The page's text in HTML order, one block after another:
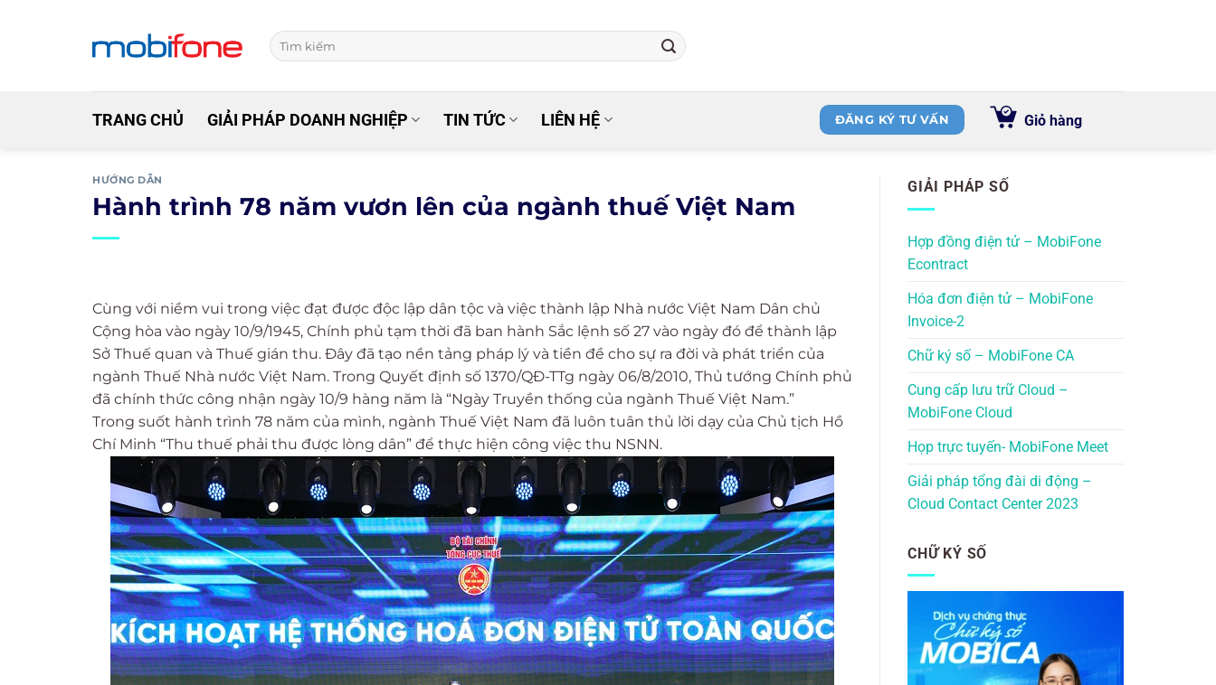
TRANG CHỦ GIẢI PHÁP DOANH NGHIỆP TIN TỨC LIÊN HỆ ĐĂNG KÝ TƯ VẤN Giỏ hàng
HƯỚNG DẪN
Hành trình 78 năm vươn lên của ngành thuế Việt Nam
Cùng với niềm vui trong việc đạt được độc lập dân tộc và việc thành lập Nhà nước Việt Nam Dân chủ
Cộng hòa vào ngày 10/9/1945, Chính phủ tạm thời đã ban hành Sắc lệnh số 27 vào ngày đó để thành lập
Sở Thuế quan và Thuế gián thu. Đây đã tạo nền tảng pháp lý và tiền đề cho sự ra đời và phát triển của
ngành Thuế Nhà nước Việt Nam. Trong Quyết định số 1370/QĐ-TTg ngày 06/8/2010, Thủ tướng Chính phủ
đã chính thức công nhận ngày 10/9 hàng năm là “Ngày Truyền thống của ngành Thuế Việt Nam.”
Trong suốt hành trình 78 năm của mình, ngành Thuế Việt Nam đã luôn tuân thủ lời dạy của Chủ tịch Hồ
Chí Minh “Thu thuế phải thu được lòng dân” để thực hiện công việc thu NSNN.
GIẢI PHÁP SỐ
Hợp đồng điện tử – MobiFone
Econtract
Hóa đơn điện tử – MobiFone
Invoice-2
Chữ ký số – MobiFone CA
Cung cấp lưu trữ Cloud –
MobiFone Cloud
Họp trực tuyến- MobiFone Meet
Giải pháp tổng đài di động –
Cloud Contact Center 2023
CHỮ KÝ SỐ